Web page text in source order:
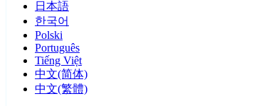
日本語
한국어
Polski
Português
Tiếng Việt
中文(简体)
中文(繁體)